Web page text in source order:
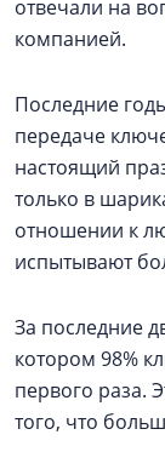
отвечали на
компанией.
Последние
передаче
настоящий
только в
отношении к
испытывают
За последние
котором 98%
первого раза.
того, что